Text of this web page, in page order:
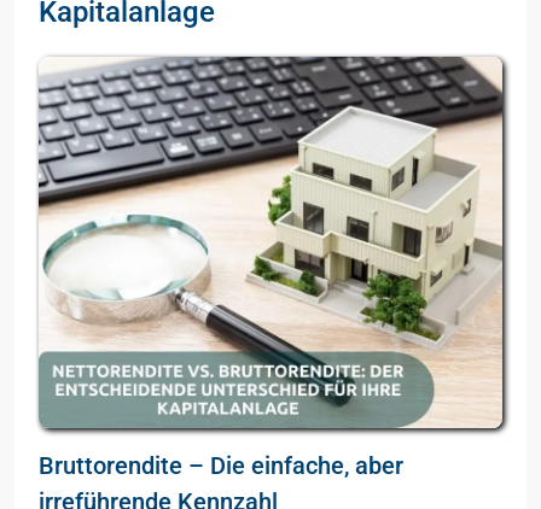
Kapitalanlage
Bruttorendite – Die einfache, aber
irreführende Kennzahl